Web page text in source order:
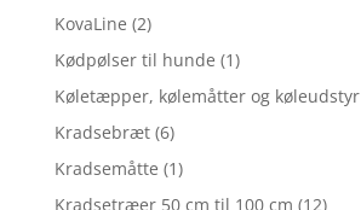
KovaLine (2)
Kødpølser til hunde (1)
Køletæpper, kølemåtter og køleudstyr
Kradsebræt (6)
Kradsemåtte (1)
Kradsetræer 50 cm til 100 cm (12)